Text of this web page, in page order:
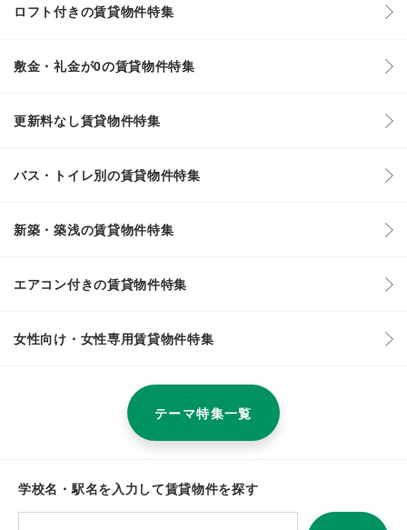
ロフト付きの賃貸物件特集
敷金・礼金が0の賃貸物件特集
更新料なし賃貸物件特集
バス・トイレ別の賃貸物件特集
新築・築浅の賃貸物件特集
エアコン付きの賃貸物件特集
女性向け・女性専用賃貸物件特集
テーマ特集一覧
学校名・駅名を入力して賃貸物件を探す